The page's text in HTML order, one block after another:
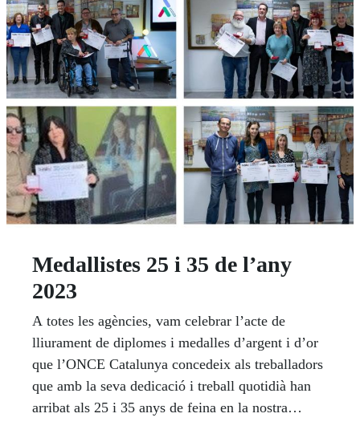
Medallistes 25 i 35 de l’any
2023
A totes les agències, vam celebrar l’acte de
lliurament de diplomes i medalles d’argent i d’or
que l’ONCE Catalunya concedeix als treballadors
que amb la seva dedicació i treball quotidià han
arribat als 25 i 35 anys de feina en la nostra